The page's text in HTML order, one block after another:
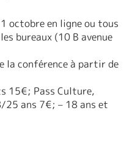
octobre en ligne ou tous
bureaux (10 B avenue
la conférence à partir de
15€; Pass Culture,
25 ans 7€; – 18 ans et